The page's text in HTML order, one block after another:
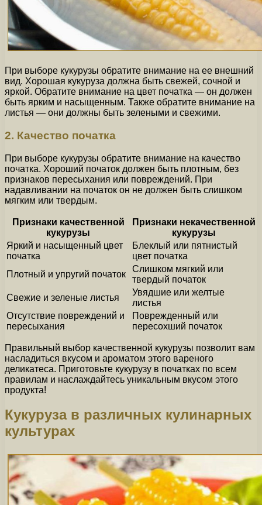
При выборе кукурузы обратите внимание на ее внешний
вид. Хорошая кукуруза должна быть свежей, сочной и
яркой. Обратите внимание на цвет початка — он должен
быть ярким и насыщенным. Также обратите внимание на
листья — они должны быть зелеными и свежими.
2. Качество початка
При выборе кукурузы обратите внимание на качество
початка. Хороший початок должен быть плотным, без
признаков пересыхания или повреждений. При
надавливании на початок он не должен быть слишком
мягким или твердым.
Признаки качественной
кукурузы
Признаки некачественной
кукурузы
Яркий и насыщенный цвет
початка
Блеклый или пятнистый
цвет початка
Плотный и упругий початок
Слишком мягкий или
твердый початок
Свежие и зеленые листья
Увядшие или желтые
листья
Отсутствие повреждений и
пересыхания
Поврежденный или
пересохший початок
Правильный выбор качественной кукурузы позволит вам
насладиться вкусом и ароматом этого вареного
деликатеса. Приготовьте кукурузу в початках по всем
правилам и наслаждайтесь уникальным вкусом этого
продукта!
Кукуруза в различных кулинарных
культурах